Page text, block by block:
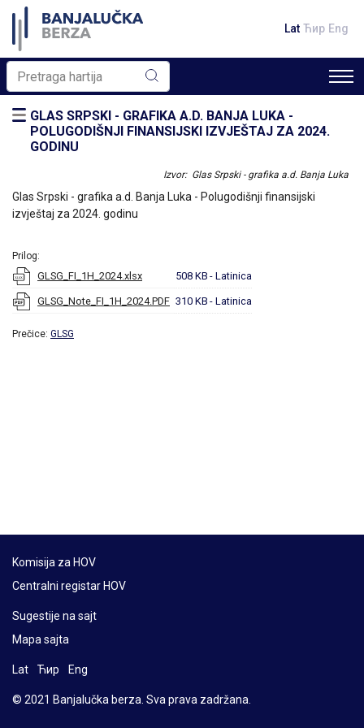
Lat Ћир Eng
GLAS SRPSKI - GRAFIKA A.D. BANJA LUKA -
POLUGODIŠNJI FINANSIJSKI IZVJEŠTAJ ZA 2024.
GODINU
Izvor: Glas Srpski - grafika a.d. Banja Luka
Glas Srpski - grafika a.d. Banja Luka - Polugodišnji finansijski
izvještaj za 2024. godinu
Prilog:
GLSG_FI_1H_2024.xlsx 508 KB - Latinica
GLSG_Note_FI_1H_2024.PDF 310 KB - Latinica
Prečice: GLSG
Komisija za HOV
Centralni registar HOV
Sugestije na sajt
Mapa sajta
Lat Ћир Eng
© 2021 Banjalučka berza. Sva prava zadržana.